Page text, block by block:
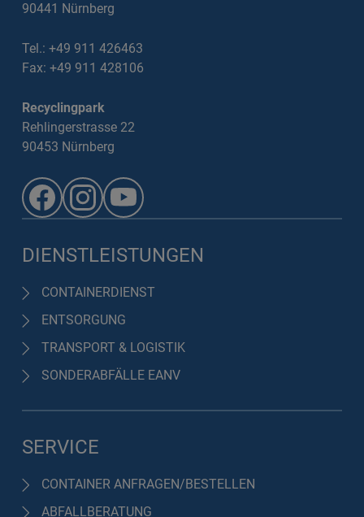
90441 Nürnberg
Tel.: +49 911 426463
Fax: +49 911 428106
Recyclingpark
Rehlingerstrasse 22
90453 Nürnberg
DIENSTLEISTUNGEN
CONTAINERDIENST
ENTSORGUNG
TRANSPORT & LOGISTIK
SONDERABFÄLLE EANV
SERVICE
CONTAINER ANFRAGEN/BESTELLEN
ABFALLBERATUNG